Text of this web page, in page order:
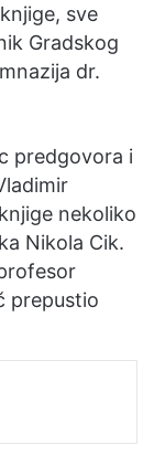
sve
Gradskog
dr.
predgovora i
nekoliko
Nikola Cik.
prepustio